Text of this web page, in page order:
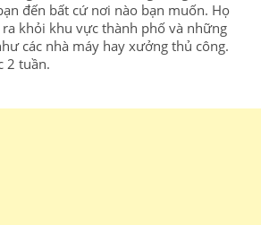
đến bất cứ nơi nào bạn muốn. Họ
ra khỏi khu vực thành phố và những
các nhà máy hay xưởng thủ công.
2 tuần.